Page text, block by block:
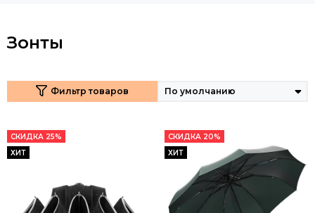
Зонты
Фильтр товаров
СКИДКА 25%
ХИТ
СКИДКА 20%
ХИТ